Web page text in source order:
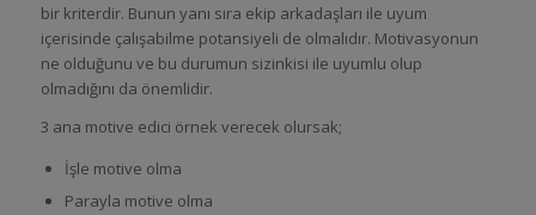
bir kriterdir. Bunun yanı sıra ekip arkadaşları ile uyum
içerisinde çalışabilme potansiyeli de olmalıdır. Motivasyonun
ne olduğunu ve bu durumun sizinkisi ile uyumlu olup
olmadığını da önemlidir.
3 ana motive edici örnek verecek olursak;
İşle motive olma
Parayla motive olma